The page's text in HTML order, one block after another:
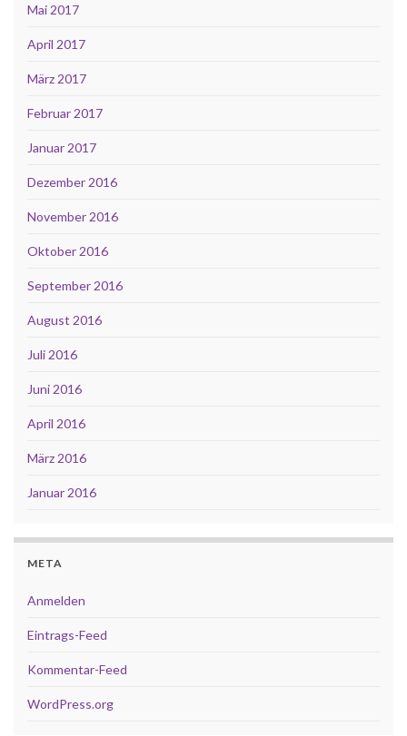
Mai 2017
April 2017
März 2017
Februar 2017
Januar 2017
Dezember 2016
November 2016
Oktober 2016
September 2016
August 2016
Juli 2016
Juni 2016
April 2016
März 2016
Januar 2016
META
Anmelden
Eintrags-Feed
Kommentar-Feed
WordPress.org